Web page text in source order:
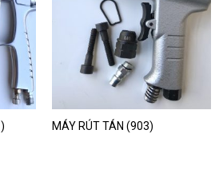
MÁY RÚT TÁN (903)